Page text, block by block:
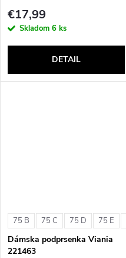
€17,99
Skladom 6 ks
DETAIL
75 B 75 C 75 D 75 E
Dámska podprsenka Viania
221463